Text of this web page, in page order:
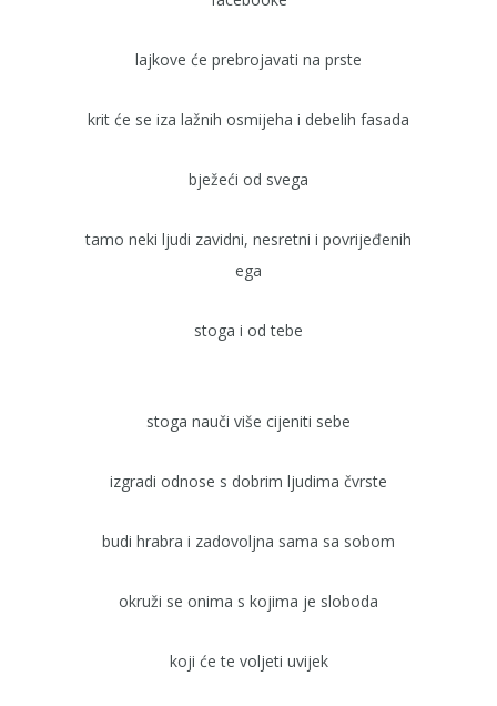
lajkove će prebrojavati na prste
krit će se iza lažnih osmijeha i debelih fasada
bježeći od svega
tamo neki ljudi zavidni, nesretni i povrijeđenih
ega
stoga i od tebe
stoga nauči više cijeniti sebe
izgradi odnose s dobrim ljudima čvrste
budi hrabra i zadovoljna sama sa sobom
okruži se onima s kojima je sloboda
koji će te voljeti uvijek